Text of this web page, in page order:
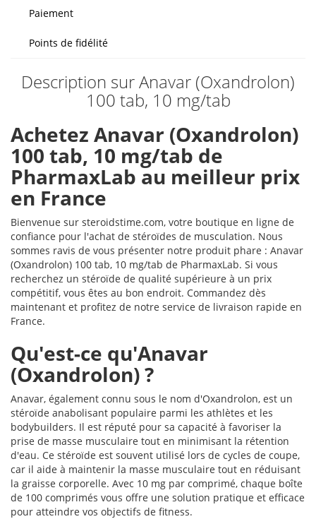
Paiement
Points de fidélité
Description sur Anavar (Oxandrolon)
100 tab, 10 mg/tab
Achetez Anavar (Oxandrolon)
100 tab, 10 mg/tab de
PharmaxLab au meilleur prix
en France
Bienvenue sur steroidstime.com, votre boutique en ligne de
confiance pour l'achat de stéroïdes de musculation. Nous
sommes ravis de vous présenter notre produit phare : Anavar
(Oxandrolon) 100 tab, 10 mg/tab de PharmaxLab. Si vous
recherchez un stéroïde de qualité supérieure à un prix
compétitif, vous êtes au bon endroit. Commandez dès
maintenant et profitez de notre service de livraison rapide en
France.
Qu'est-ce qu'Anavar
(Oxandrolon) ?
Anavar, également connu sous le nom d'Oxandrolon, est un
stéroïde anabolisant populaire parmi les athlètes et les
bodybuilders. Il est réputé pour sa capacité à favoriser la
prise de masse musculaire tout en minimisant la rétention
d'eau. Ce stéroïde est souvent utilisé lors de cycles de coupe,
car il aide à maintenir la masse musculaire tout en réduisant
la graisse corporelle. Avec 10 mg par comprimé, chaque boîte
de 100 comprimés vous offre une solution pratique et efficace
pour atteindre vos objectifs de fitness.